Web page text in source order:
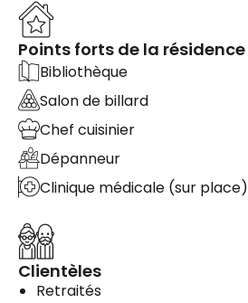
Points forts de la résidence
Bibliothèque
Salon de billard
Chef cuisinier
Dépanneur
Clinique médicale (sur place)
Clientèles
Retraités